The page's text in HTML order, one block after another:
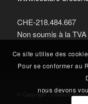
CHE-218.484.667
Non soumis à la TVA
© Copyright - Couture-
Ce site utilise des
Pour se conformer au
nous devons